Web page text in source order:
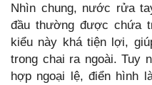
Nhìn chung, nước rửa
đầu thường được chứa
kiểu này khá tiện lợi,
trong chai ra ngoài. Tuy
hợp ngoại lệ, điển hình